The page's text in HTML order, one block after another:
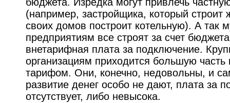
бюджета. Изредка могут привлечь
(например, застройщика, который строит
своих домов построит котельную). А так
предприятиям все строят за счет
внетарифная плата за подключение.
организациям приходится большую часть
тарифом. Они, конечно, недовольны, и
развитие денег особо не дают, плата за
отсутствует, либо невысока.